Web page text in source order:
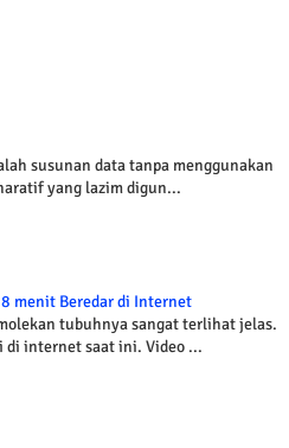
susunan data tanpa menggunakan
yang lazim digun...
menit Beredar di Internet
tubuhnya sangat terlihat jelas.
di internet saat ini. Video ...